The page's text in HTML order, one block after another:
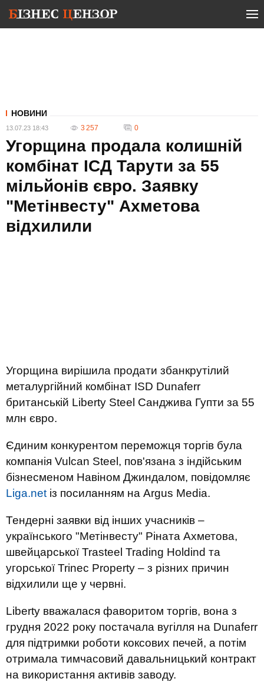
НОВИНИ
13.07.23 18:43 3 257 0
Угорщина продала колишній
комбінат ІСД Тарути за 55
мільйонів євро. Заявку
"Метінвесту" Ахметова
відхилили
Угорщина вирішила продати збанкрутілий
металургійний комбінат ISD Dunaferr
британській Liberty Steel Санджива Гупти за 55
млн євро.
Єдиним конкурентом переможця торгів була
компанія Vulcan Steel, пов'язана з індійським
бізнесменом Навіном Джиндалом, повідомляє
Liga.net із посиланням на Argus Media.
Тендерні заявки від інших учасників –
українського "Метінвесту" Ріната Ахметова,
швейцарської Trasteel Trading Holdind та
угорської Trinec Property – з різних причин
відхилили ще у червні.
Liberty вважалася фаворитом торгів, вона з
грудня 2022 року постачала вугілля на Dunaferr
для підтримки роботи коксових печей, а потім
отримала тимчасовий давальницький контракт
на використання активів заводу.